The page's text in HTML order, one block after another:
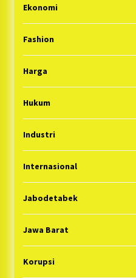
Ekonomi
Fashion
Harga
Hukum
Industri
Internasional
Jabodetabek
Jawa Barat
Korupsi